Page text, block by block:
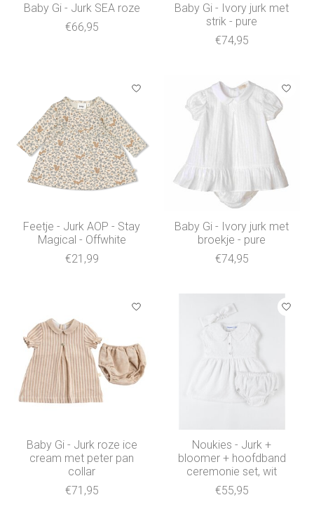
Baby Gi - Jurk SEA roze
€66,95
Baby Gi - Ivory jurk met
strik - pure
€74,95
Feetje - Jurk AOP - Stay
Magical - Offwhite
€21,99
Baby Gi - Ivory jurk met
broekje - pure
€74,95
Baby Gi - Jurk roze ice
cream met peter pan
collar
€71,95
Noukies - Jurk +
bloomer + hoofdband
ceremonie set, wit
€55,95